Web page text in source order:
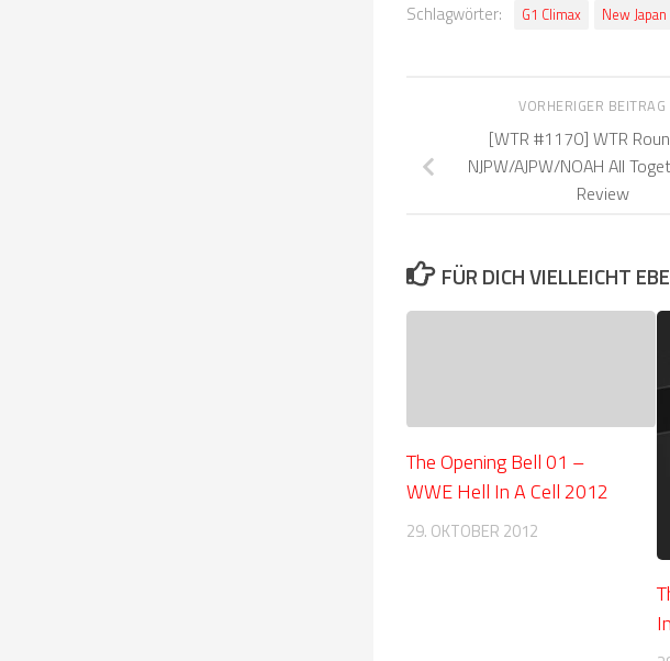
Schlagwörter: G1 Climax New Japan
VORHERIGER BEITRAG
[WTR #1170] WTR
NJPW/AJPW/NOAH All
Review
FÜR DICH VIELLEICHT
The Opening Bell 01 –
WWE Hell In A Cell 2012
29. OKTOBER 2012